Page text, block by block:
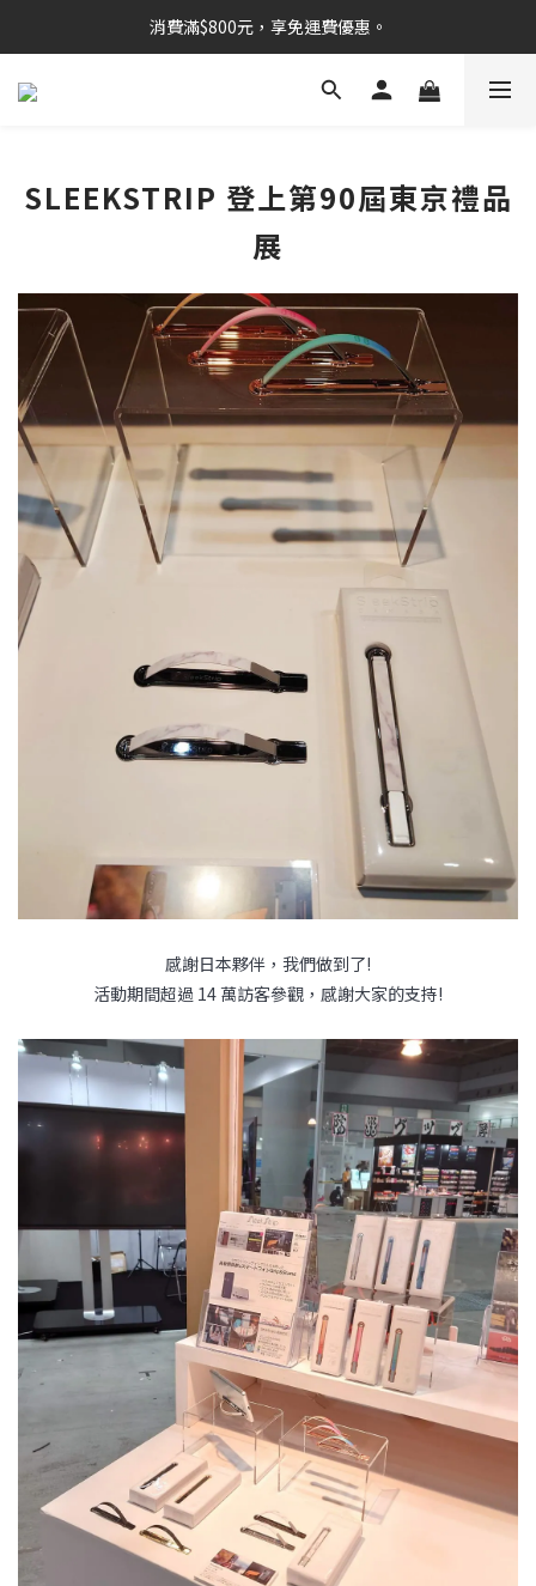
消費滿$800元，享免運費優惠。
SLEEKSTRIP 登上第90屆東京禮品
展
感謝日本夥伴，我們做到了!
活動期間超過 14 萬訪客參觀，感謝大家的支持!